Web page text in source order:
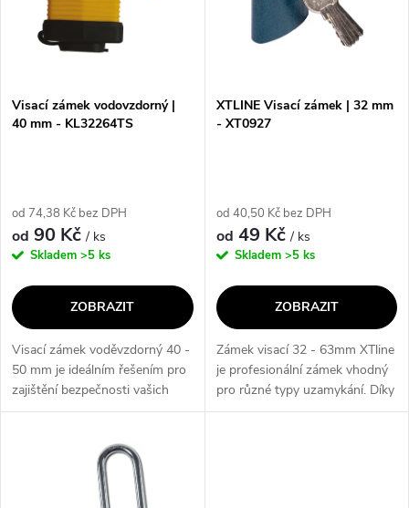
p
o
d
u
k
t
s
p
o
d
u
k
t
Visací zámek vodovzdorný |
40 mm - KL32264TS
od 74,38 Kč bez DPH
od 90 Kč/ ks
Skladem >5 ks
ZOBRAZIT
Visací zámek voděvzdorný 40 -
50 mm je ideálním řešením pro
zajištění bezpečnosti vašich
cenností. Díky své
použití i v náročných
podmínkách. S jeho...
XTLINE Visací zámek | 32 mm
- XT0927
od 40,50 Kč bez DPH
od 49 Kč/ ks
Skladem >5 ks
ZOBRAZIT
Zámek visací 32 - 63mm XTline
je profesionální zámek vhodný
pro různé typy uzamykání. Díky
širokému rozsahu velikostí je